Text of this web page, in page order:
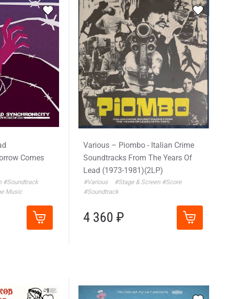
Comes
#Soundtrack
Music
Various – Piombo - Italian Crime
Soundtracks From The Years Of
Lead (1973-1981)(2LP)
#Various #Stage & Screen #Score
#Soundtrack
4 360 ₽